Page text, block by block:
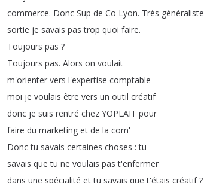
commerce. Donc Sup de Co Lyon. Très généraliste
sortie je savais pas trop quoi faire.
Toujours pas ?
Toujours pas. Alors on voulait
m'orienter vers l'expertise comptable
moi je voulais être vers un outil créatif
donc je suis rentré chez YOPLAIT pour
faire du marketing et de la com'
Donc tu savais certaines choses :tu
savais que tu ne voulais pas t'enfermer
dans une spécialité et tu savais que t'étais créatif?